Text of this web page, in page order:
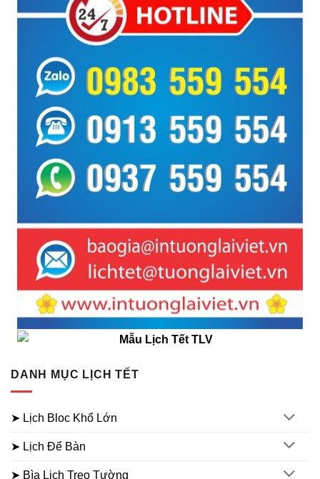
DANH MỤC LỊCH TẾT
➤ Lịch Bloc Khổ Lớn
➤ Lịch Để Bàn
➤ Bìa Lịch Treo Tường